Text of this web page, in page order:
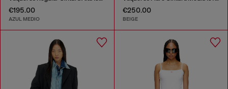
€195.00
AZUL MEDIO
€250.00
BEIGE